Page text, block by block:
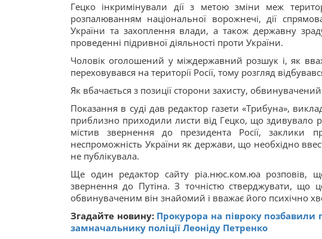
Гецко інкримінували дії з метою зміни меж
розпалюванням національної ворожнечі, дії
України та захоплення влади, а також державну
проведенні підривної діяльності проти України.
Чоловік оголошений у міждержавний розшук і, як
переховувався на території Росії, тому розгляд
Як вбачається з позиції сторони захисту,
Показання в суді дав редактор газети «Трибуна»,
приблизно приходили листи від Гецко, що здивувало
містив звернення до президента Росії, заклики
неспроможність України як держави, що необхідно
не публікувала.
Ще один редактор сайту ріа.нюс.ком.юа розповів,
звернення до Путіна. З точністю стверджувати,
обвинуваченим він знайомий і вважає його психічно
Згадайте новину: Прокурора на півроку
замначальнику поліції Леоніду Петренко